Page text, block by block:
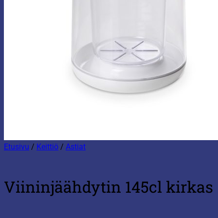
Etusivu / Keittiö / Astiat
Viininjäähdytin 145cl kirkas